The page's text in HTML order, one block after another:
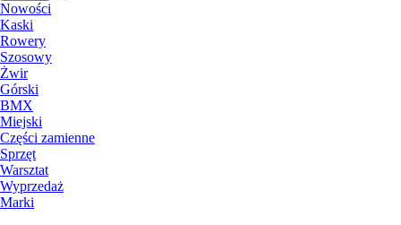
Nowości
Kaski
Rowery
Szosowy
Żwir
Górski
BMX
Miejski
Części zamienne
Sprzęt
Warsztat
Wyprzedaż
Marki